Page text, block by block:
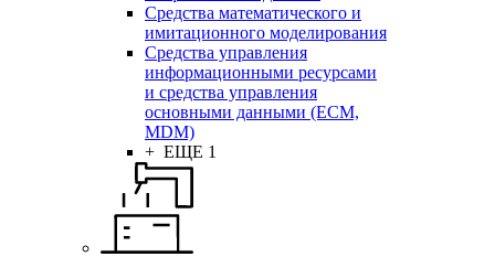
Средства математического и
имитационного моделирования
Средства управления
информационными ресурсами
и средства управления
основными данными (ECM,
MDM)
+ ЕЩЕ 1